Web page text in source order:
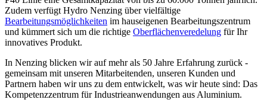
Zudem verfügt Hydro Nenzing über vielfältige
Bearbeitungsmöglichkeiten im hauseigenen Bearbeitungszentrum
und kümmert sich um die richtige Oberflächenveredelung für Ihr
innovatives Produkt.
In Nenzing blicken wir auf mehr als 50 Jahre Erfahrung zurück -
gemeinsam mit unseren Mitarbeitenden, unseren Kunden und
Partnern haben wir uns zu dem entwickelt, was wir heute sind: Das
Kompetenzzentrum für Industrieanwendungen aus Aluminium.